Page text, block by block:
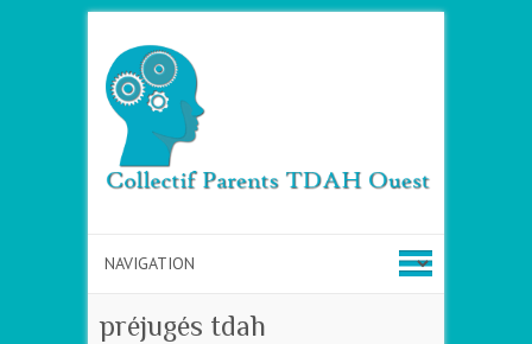
préjugés tdah